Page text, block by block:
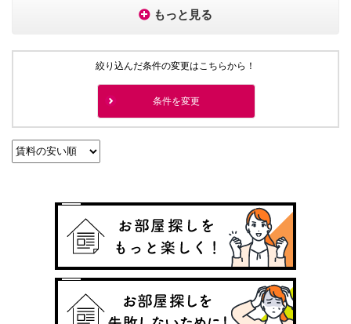
もっと見る
絞り込んだ条件の変更はこちらから！
条件を変更